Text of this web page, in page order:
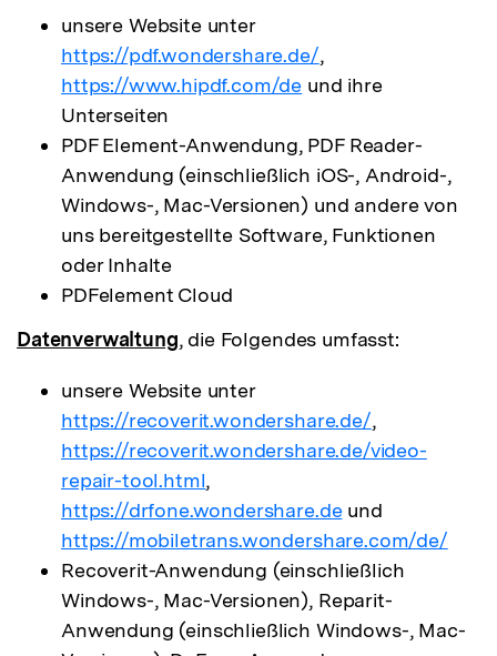
unsere Website unter
https://pdf.wondershare.de/,
https://www.hipdf.com/de und ihre
Unterseiten
PDF Element-Anwendung, PDF Reader-
Anwendung (einschließlich iOS-, Android-,
Windows-, Mac-Versionen) und andere von
uns bereitgestellte Software, Funktionen
oder Inhalte
PDFelement Cloud
Datenverwaltung, die Folgendes umfasst:
unsere Website unter
https://recoverit.wondershare.de/,
https://recoverit.wondershare.de/video-
repair-tool.html,
https://drfone.wondershare.deund
https://mobiletrans.wondershare.com/de/
Recoverit-Anwendung (einschließlich
Windows-, Mac-Versionen), Reparit-
Anwendung (einschließlich Windows-, Mac-